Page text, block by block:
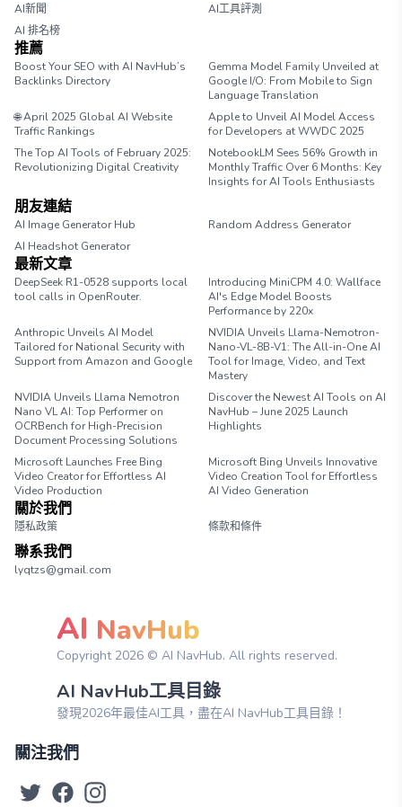
AI新聞
AI工具評測
AI 排名榜
推薦
Boost Your SEO with AI NavHub’s
Backlinks Directory
Gemma Model Family Unveiled at
Google I/O: From Mobile to Sign
Language Translation
🌐 April 2025 Global AI Website
Traffic Rankings
Apple to Unveil AI Model Access
for Developers at WWDC 2025
The Top AI Tools of February 2025:
Revolutionizing Digital Creativity
NotebookLM Sees 56% Growth in
Monthly Traffic Over 6 Months: Key
Insights for AI Tools Enthusiasts
朋友連結
AI Image Generator Hub
Random Address Generator
AI Headshot Generator
最新文章
DeepSeek R1-0528 supports local
tool calls in OpenRouter.
Introducing MiniCPM 4.0: Wallface
AI's Edge Model Boosts
Performance by 220x
Anthropic Unveils AI Model
Tailored for National Security with
Support from Amazon and Google
NVIDIA Unveils Llama-Nemotron-
Nano-VL-8B-V1: The All-in-One AI
Tool for Image, Video, and Text
Mastery
NVIDIA Unveils Llama Nemotron
Nano VL AI: Top Performer on
OCRBench for High-Precision
Document Processing Solutions
Discover the Newest AI Tools on AI
NavHub – June 2025 Launch
Highlights
Microsoft Launches Free Bing
Video Creator for Effortless AI
Video Production
Microsoft Bing Unveils Innovative
Video Creation Tool for Effortless
AI Video Generation
關於我們
隱私政策 條款和條件
聯系我們
lyqtzs@gmail.com
AI NavHub
Copyright 2026© AI NavHub. All rights reserved.
AI NavHub工具目錄
發現2026年最佳AI工具，盡在AI NavHub工具目錄！
關注我們